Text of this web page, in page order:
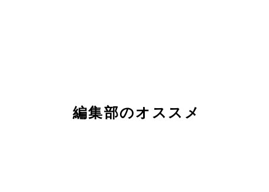
編集部のオススメ